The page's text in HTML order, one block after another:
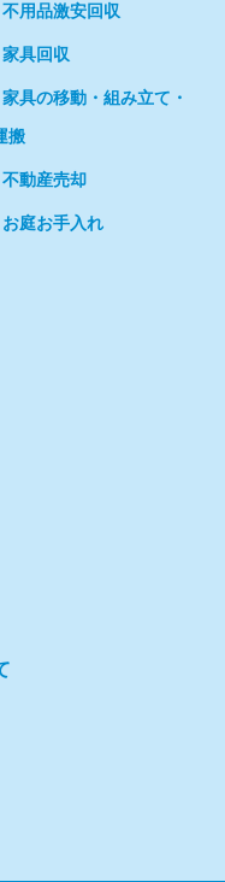
不用品激安回収
家具回収
家具の移動・組み立て・
搬
不動産売却
お庭お手入れ